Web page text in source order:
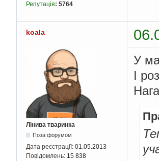
Репутація: 5764
koala
Лінива тваринка
Поза форумом
Дата реєстрації: 01.05.2013
Повідомлень: 15 838
У
І